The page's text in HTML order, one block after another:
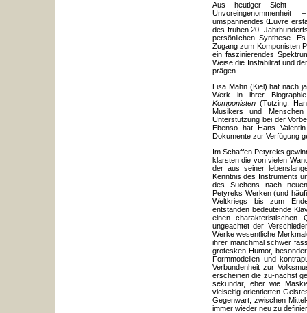
Aus heutiger Sicht –
umspannendes Œuvre
des frühen 20.
persönlichen Synthese.
Zugang zum Komponisten
ein faszinierendes
Weise die Instabilität und
prägen.
Lisa Mahn (Kiel) hat nach
Werk in ihrer
Komponisten (Tutzing:
Musikers und
Unterstützung bei der
Ebenso hat Hans
Dokumente zur Verfügung
Im Schaffen Petyreks
klarsten die von vielen
der aus seiner
Kenntnis des Instruments
des Suchens nach
Petyreks Werken (und
Weltkriegs bis zum
entstanden bedeutende
einen charakteristischen
ungeachtet der
Werke wesentliche
ihrer manchmal schwer
grotesken Humor,
Formmodellen und
Verbundenheit zur
erscheinen die zu-nächst
sekundär, eher wie
vielseitig orientierten
Gegenwart, zwischen
immer wieder neu zu